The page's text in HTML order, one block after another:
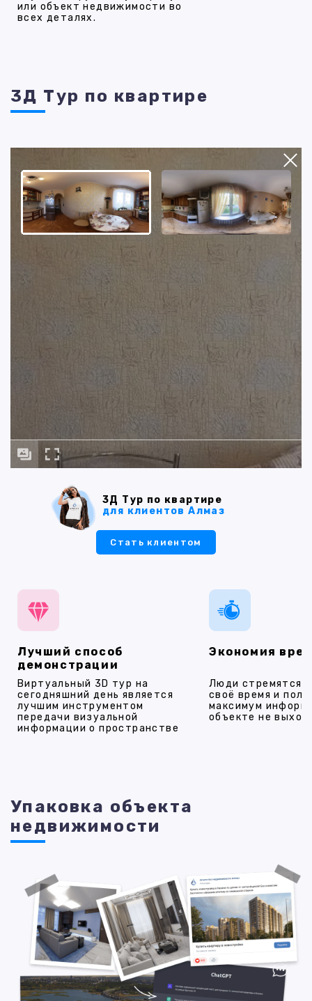
или объект недвижимости во
всех деталях.
3Д Тур по квартире
3Д Тур по квартире
для клиентов Алмаз
Стать клиентом
Лучший способ
демонстрации
Виртуальный 3D тур на
сегодняшний день является
лучшим инструментом
передачи визуальной
информации о пространстве
Экономия
Люди стремятся
своё время и
максимум
объекте не
Упаковка объекта
недвижимости